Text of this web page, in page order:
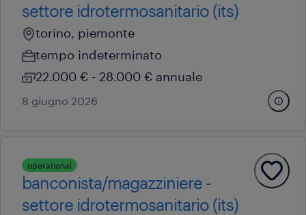
settore idrotermosanitario (its)
torino, piemonte
tempo indeterminato
22.000 € - 28.000 € annuale
8 giugno 2026
operational
banconista/magazziniere -
settore idrotermosanitario (its)